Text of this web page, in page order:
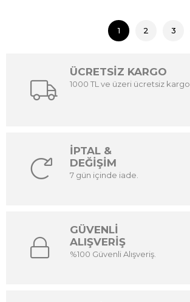
1 2 3
ÜCRETSİZ KARGO
1000 TL ve üzeri ücretsiz kargo.
İPTAL &
DEĞİŞİM
7 gün içinde iade.
GÜVENLİ
ALIŞVERİŞ
%100 Güvenli Alışveriş.